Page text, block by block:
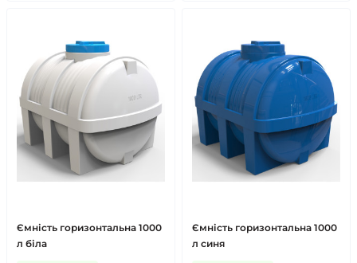
Ємність горизонтальна 1000
л біла
Ємність горизонтальна 1000
л синя